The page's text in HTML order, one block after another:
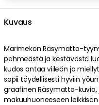
Kuvaus
Marimekon Räsymatto-
pehmeästä ja kestävästä
kudos antaa viileän ja
sopii täydellisesti hyviin
graafinen Räsymatto-
makuuhuoneeseen